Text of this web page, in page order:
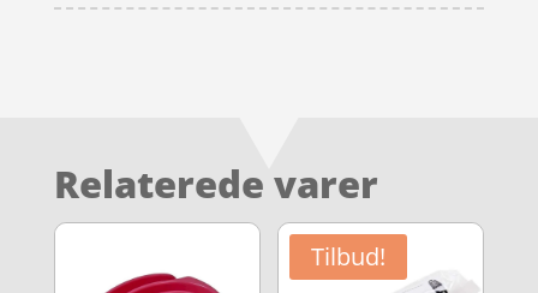
Relaterede varer
Tilbud!